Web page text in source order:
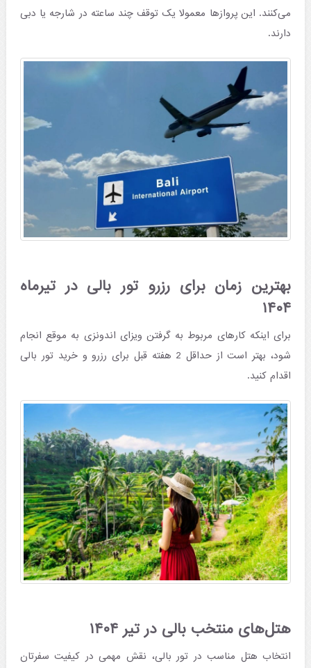
می‌کنند. این پروازها معمولا یک توقف چند ساعته در شارجه یا دبی
دارند.
بهترین زمان برای رزرو تور بالی در تیرماه
۱۴۰۴
برای اینکه کارهای مربوط به گرفتن ویزای اندونزی به موقع انجام
شود، بهتر است از حداقل 2 هفته قبل برای رزرو و خرید تور بالی
اقدام کنید.
هتل‌های منتخب بالی در تیر ۱۴۰۴
انتخاب هتل مناسب در تور بالی، نقش مهمی در کیفیت سفرتان